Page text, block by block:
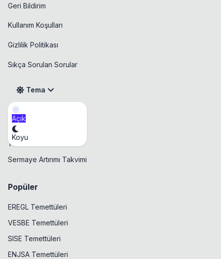
Geri Bildirim
Kullanım Koşulları
Gizlilik Politikası
Sıkça Sorulan Sorular
Tema
Açık
Koyu
Takvim
Temettü Takvimi
Sermaye Artırımı Takvimi
Popüler
EREGL Temettüleri
VESBE Temettüleri
SISE Temettüleri
ENJSA Temettüleri